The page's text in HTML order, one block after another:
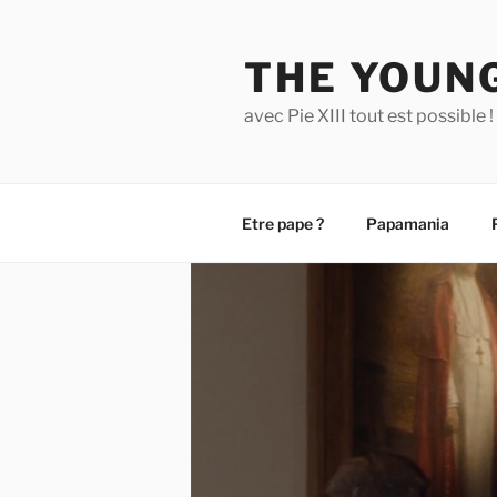
THE
avec Pie XIII tout est possible !
Etre pape ? Papamania